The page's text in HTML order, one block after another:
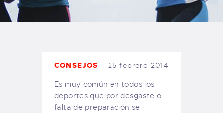
TIENDA FAMILY SURFERS
WEBCAM SALINAS
CONSEJOS 25 febrero 2014
Es muy común en todos los
deportes que por desgaste o
falta de preparación se